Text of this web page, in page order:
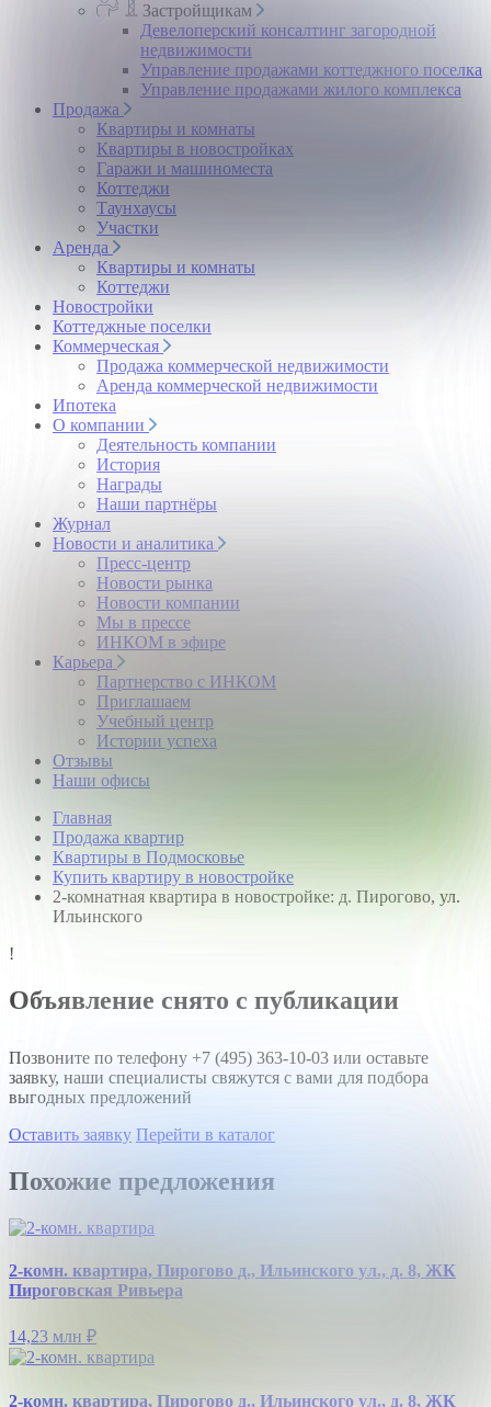
Застройщикам
Девелоперский консалтинг загородной
недвижимости
Управление продажами коттеджного поселка
Управление продажами жилого комплекса
Продажа
Квартиры и комнаты
Квартиры в новостройках
Гаражи и машиноместа
Коттеджи
Таунхаусы
Участки
Аренда
Квартиры и комнаты
Коттеджи
Новостройки
Коттеджные поселки
Коммерческая
Продажа коммерческой недвижимости
Аренда коммерческой недвижимости
Ипотека
О компании
Деятельность компании
История
Награды
Наши партнёры
Журнал
Новости и аналитика
Пресс-центр
Новости рынка
Новости компании
Мы в прессе
ИНКОМ в эфире
Карьера
Партнерство с ИНКОМ
Приглашаем
Учебный центр
Истории успеха
Отзывы
Наши офисы
Главная
Продажа квартир
Квартиры в Подмосковье
Купить квартиру в новостройке
2-комнатная квартира в новостройке: д. Пирогово, ул.
Ильинского
!
Объявление снято с публикации
Позвоните по телефону +7 (495) 363-10-03 или оставьте
заявку, наши специалисты свяжутся с вами для подбора
выгодных предложений
Оставить заявку Перейти в каталог
Похожие предложения
2-комн. квартира, Пирогово д., Ильинского ул., д. 8, ЖК
Пироговская Ривьера
14,23 млн ₽
2-комн. квартира, Пирогово д., Ильинского ул., д. 8, ЖК